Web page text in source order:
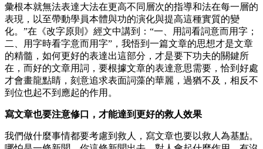
彙根本就無法表達大法在更高不同層次的指導和法在每一層的
表現，以至帶動學員本體與功的演化與提高這種實質的變
化。”在《改字原則》經文中講到：“一、用詞看詞意而用字；
二、用字時看字意而用字”，我悟到一篇文章的思想才是文章
的精髓，如何更好的表達出這部分，才是要下功夫的關鍵所
在，而好的文章用詞，要根據文章的表達意思需要，恰到好處
才會畫龍點睛，刻意追求表面詞藻的華麗，過猶不及，相反不
到位也起不到應起的作用。
寫文章也要注意修口，才能達到更好的救人效果
我們做什麼事情都要考慮到救人，寫文章也要以救人為基點。